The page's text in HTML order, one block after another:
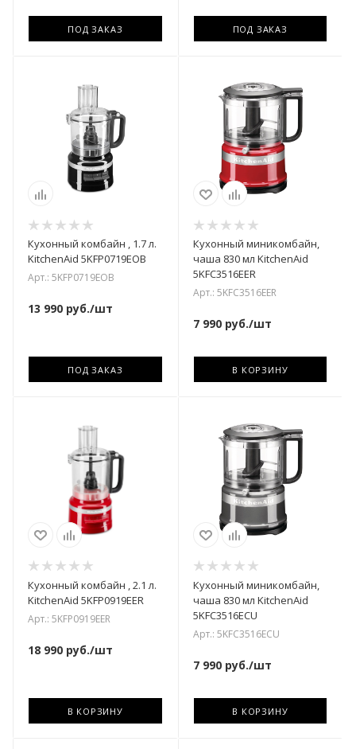
ПОД ЗАКАЗ ПОД ЗАКАЗ
Кухонный комбайн , 1.7 л.
KitchenAid 5KFP0719EOB
Арт.: 5KFP0719EOB
13 990 руб./шт
ПОД ЗАКАЗ
Кухонный миникомбайн,
чаша 830 мл KitchenAid
5KFC3516EER
Арт.: 5KFC3516EER
7 990руб./шт
В КОРЗИНУ
Кухонный комбайн , 2.1 л.
KitchenAid 5KFP0919EER
Арт.: 5KFP0919EER
18 990 руб./шт
В КОРЗИНУ
Кухонный миникомбайн,
чаша 830 мл KitchenAid
5KFC3516ECU
Арт.: 5KFC3516ECU
7 990руб./шт
В КОРЗИНУ